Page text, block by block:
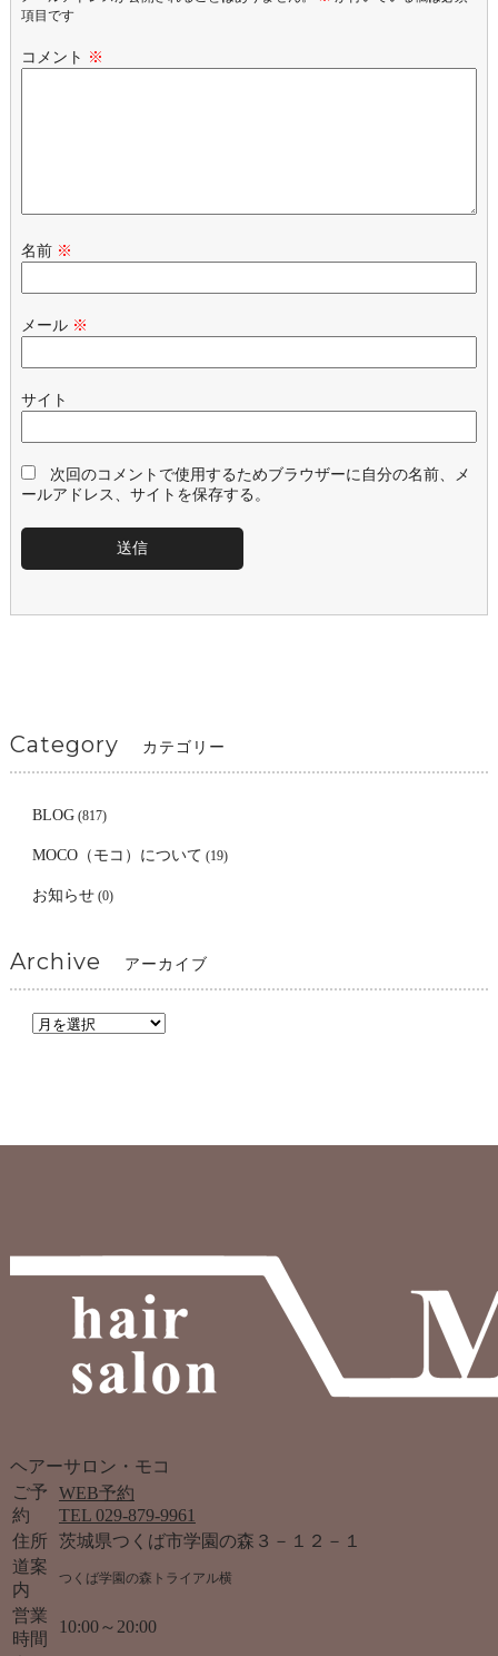
項目です
コメント ※
名前 ※
メール ※
サイト
次回のコメントで使用するためブラウザーに自分の名前、メ
ールアドレス、サイトを保存する。
Category カテゴリー
BLOG(817)
MOCO（モコ）について (19)
お知らせ(0)
Archive アーカイブ
ヘアーサロン・モコ
ご予
約
WEB予約
TEL 029-879-9961
住所 茨城県つくば市学園の森３－１２－１
道案
内
つくば学園の森トライアル横
営業
時間
10:00～20:00